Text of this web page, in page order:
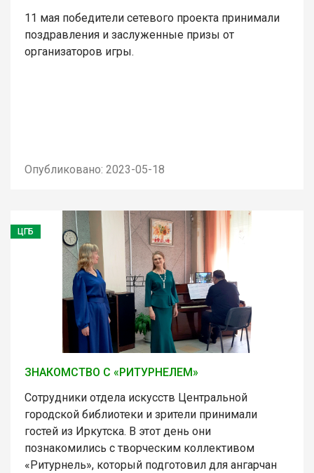
11 мая победители сетевого проекта принимали
поздравления и заслуженные призы от
организаторов игры.
Опубликовано: 2023-05-18
ЦГБ
ЗНАКОМСТВО С «РИТУРНЕЛЕМ»
Сотрудники отдела искусств Центральной
городской библиотеки и зрители принимали
гостей из Иркутска. В этот день они
познакомились с творческим коллективом
«Ритурнель», который подготовил для ангарчан